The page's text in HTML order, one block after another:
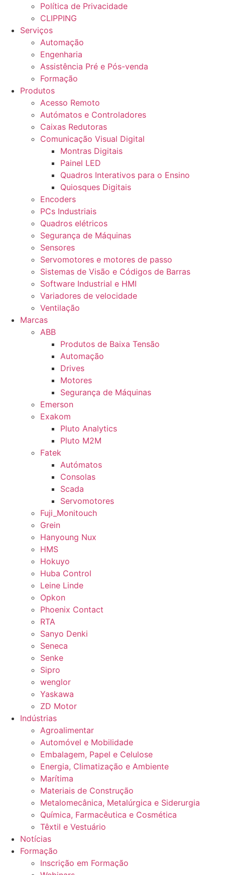
Política de Privacidade
CLIPPING
Serviços
Automação
Engenharia
Assistência Pré e Pós-venda
Formação
Produtos
Acesso Remoto
Autómatos e Controladores
Caixas Redutoras
Comunicação Visual Digital
Montras Digitais
Painel LED
Quadros Interativos para o Ensino
Quiosques Digitais
Encoders
PCs Industriais
Quadros elétricos
Segurança de Máquinas
Sensores
Servomotores e motores de passo
Sistemas de Visão e Códigos de Barras
Software Industrial e HMI
Variadores de velocidade
Ventilação
Marcas
ABB
Produtos de Baixa Tensão
Automação
Drives
Motores
Segurança de Máquinas
Emerson
Exakom
Pluto Analytics
Pluto M2M
Fatek
Autómatos
Consolas
Scada
Servomotores
Fuji_Monitouch
Grein
Hanyoung Nux
HMS
Hokuyo
Huba Control
Leine Linde
Opkon
Phoenix Contact
RTA
Sanyo Denki
Seneca
Senke
Sipro
wenglor
Yaskawa
ZD Motor
Indústrias
Agroalimentar
Automóvel e Mobilidade
Embalagem, Papel e Celulose
Energia, Climatização e Ambiente
Marítima
Materiais de Construção
Metalomecânica, Metalúrgica e Siderurgia
Química, Farmacêutica e Cosmética
Têxtil e Vestuário
Notícias
Formação
Inscrição em Formação